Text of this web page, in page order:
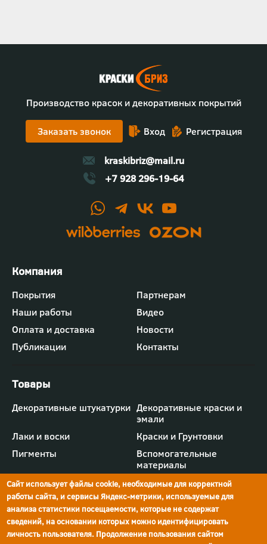
Производство красок и декоративных покрытий
Заказать звонок Вход Регистрация
kraskibriz@mail.ru
+7 928 296-19-64
г.Ростов-на-Дону,
ул.Мечникова, д.134
просп. Шолохова, 211/4,
Ростов-на-Дону
Футер
-
меню
"Компания"
Покрытия
Партнерам
Наши работы
Видео
Оплата и доставка
Новости
Публикации
Контакты
Футер
-
меню
"Товары"
Декоративные штукатурки Декоративные краски и
эмали
Лаки и воски
Краски и Грунтовки
Пигменты
Вспомогательные
материалы
Сайт использует файлы cookie, необходимые для корректной
работы сайта, и сервисы Яндекс-метрики, используемые для
анализа статистики посещаемости, которые не содержат
сведений, на основании которых можно идентифицировать
личность пользователя. Продолжение пользования сайтом